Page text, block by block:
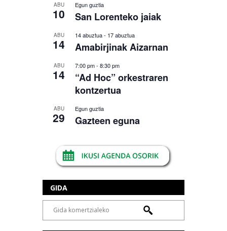
ABU
10
Egun guztia
San Lorenteko jaiak
ABU
14
14 abuztua- 17 abuztua
Amabirjinak Aizarnan
ABU
14
7:00 pm- 8:30 pm
“Ad Hoc” orkestraren
kontzertua
ABU
29
Egun guztia
Gazteen eguna
GIDA